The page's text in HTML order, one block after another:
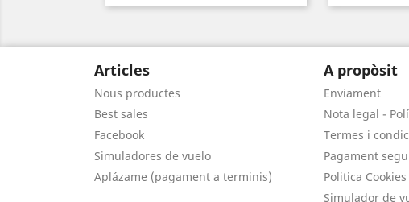
Articles
Nous productes
Best sales
Facebook
Simuladores de vuelo
Aplázame (pagament a terminis)
A propòsit
Enviament
Nota legal -
Termes i
Pagament
Politica Cookies
Simulador de